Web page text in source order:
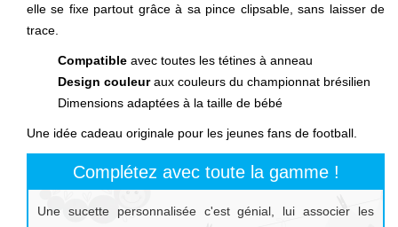
elle se fixe partout grâce à sa pince clipsable, sans laisser de
trace.
Compatible avec toutes les tétines à anneau
Design couleuraux couleurs du championnat brésilien
Dimensions adaptées à la taille de bébé
Une idée cadeau originale pour les jeunes fans de football.
Complétez avec toute la gamme !
Une sucette personnalisée c'est génial, lui associer les